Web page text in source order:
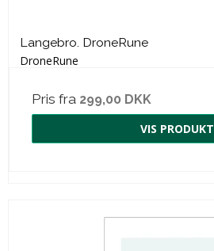
Langebro. DroneRune
DroneRune
Pris fra 299,00 DKK
VIS PRODUKT